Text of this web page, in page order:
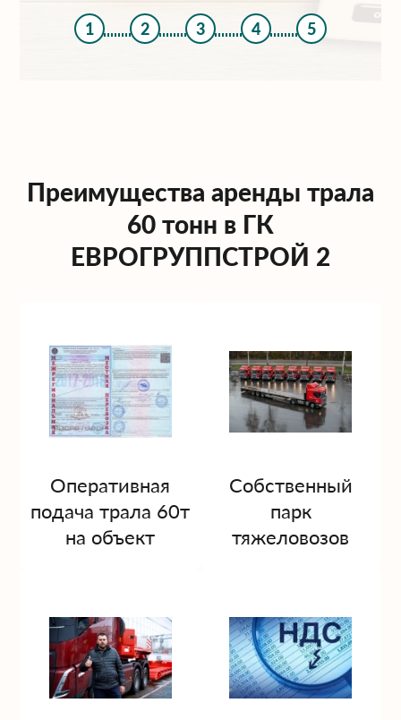
1 2 3 4 5
Преимущества аренды трала
60 тонн в ГК
ЕВРОГРУППСТРОЙ 2
Оперативная
подача трала 60т
на объект
Собственный
парк
тяжеловозов